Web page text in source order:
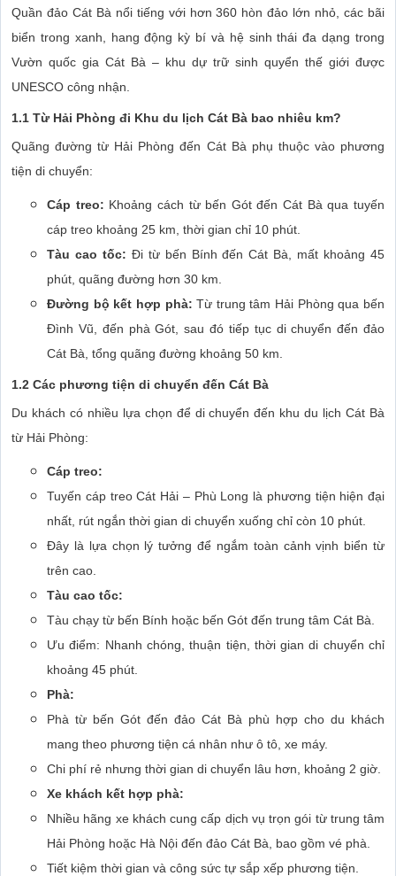
Quần đảo Cát Bà nổi tiếng với hơn 360 hòn đảo lớn nhỏ, các bãi
biển trong xanh, hang động kỳ bí và hệ sinh thái đa dạng trong
Vườn quốc gia Cát Bà – khu dự trữ sinh quyển thế giới được
UNESCO công nhận.
1.1 Từ Hải Phòng đi Khu du lịch Cát Bà bao nhiêu km?
Quãng đường từ Hải Phòng đến Cát Bà phụ thuộc vào phương
tiện di chuyển:
Cáp treo: Khoảng cách từ bến Gót đến Cát Bà qua tuyến
cáp treo khoảng 25 km, thời gian chỉ 10 phút.
Tàu cao tốc: Đi từ bến Bính đến Cát Bà, mất khoảng 45
phút, quãng đường hơn 30 km.
Đường bộ kết hợp phà: Từ trung tâm Hải Phòng qua bến
Đình Vũ, đến phà Gót, sau đó tiếp tục di chuyển đến đảo
Cát Bà, tổng quãng đường khoảng 50 km.
1.2 Các phương tiện di chuyển đến Cát Bà
Du khách có nhiều lựa chọn để di chuyển đến khu du lịch Cát Bà
từ Hải Phòng:
Cáp treo:
Tuyến cáp treo Cát Hải – Phù Long là phương tiện hiện đại
nhất, rút ngắn thời gian di chuyển xuống chỉ còn 10 phút.
Đây là lựa chọn lý tưởng để ngắm toàn cảnh vịnh biển từ
trên cao.
Tàu cao tốc:
Tàu chạy từ bến Bính hoặc bến Gót đến trung tâm Cát Bà.
Ưu điểm: Nhanh chóng, thuận tiện, thời gian di chuyển chỉ
khoảng 45 phút.
Phà:
Phà từ bến Gót đến đảo Cát Bà phù hợp cho du khách
mang theo phương tiện cá nhân như ô tô, xe máy.
Chi phí rẻ nhưng thời gian di chuyển lâu hơn, khoảng 2 giờ.
Xe khách kết hợp phà:
Nhiều hãng xe khách cung cấp dịch vụ trọn gói từ trung tâm
Hải Phòng hoặc Hà Nội đến đảo Cát Bà, bao gồm vé phà.
Tiết kiệm thời gian và công sức tự sắp xếp phương tiện.